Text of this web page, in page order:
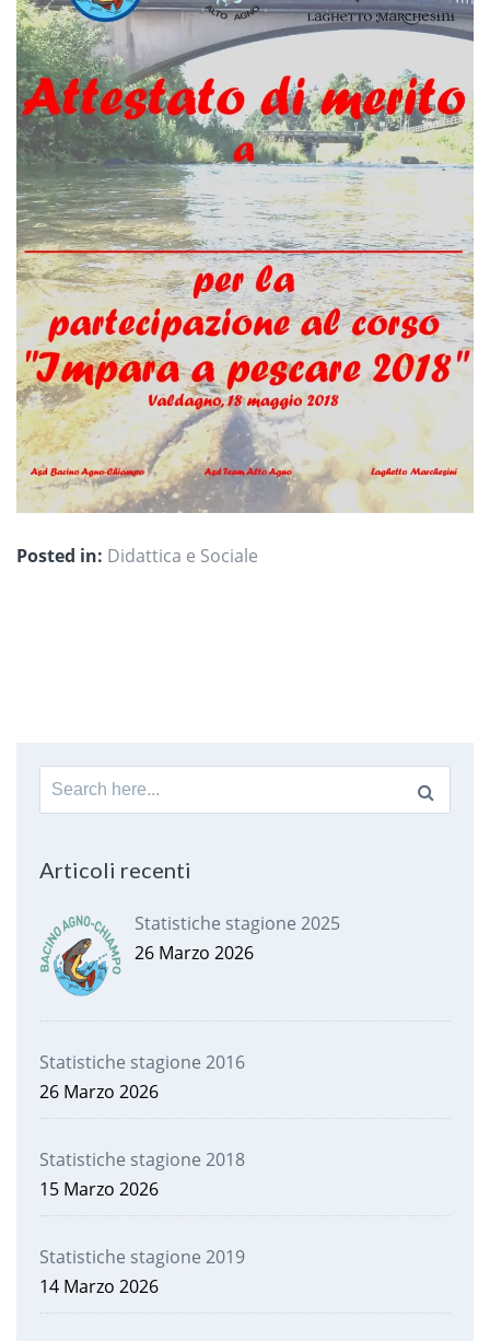
Posted in: Didattica e Sociale
Search
for:
Articoli recenti
Statistiche stagione 2025
26 Marzo 2026
Statistiche stagione 2016
26 Marzo 2026
Statistiche stagione 2018
15 Marzo 2026
Statistiche stagione 2019
14 Marzo 2026